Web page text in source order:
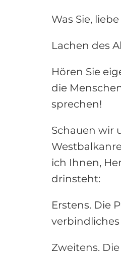
Was Sie,
Lachen des
Hören Sie
die
sprechen!
Schauen wir
ich Ihnen,
drinsteht:
Erstens. Die
Zweitens.